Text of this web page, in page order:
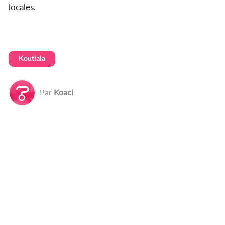
locales.
Koutiala
Par Koaci